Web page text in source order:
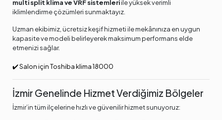
multi split klima ve VRF sistemleriile yüksek verimli
iklimlendirme çözümleri sunmaktayız.
Uzman ekibimiz, ücretsiz keşif hizmeti ile mekânınıza en uygun
kapasite ve modeli belirleyerek maksimum performans elde
etmenizi sağlar.
✔️ Salon için Toshiba klima 18000
İzmir Genelinde Hizmet Verdiğimiz Bölgeler
İzmir’in tüm ilçelerine hızlı ve güvenilir hizmet sunuyoruz: